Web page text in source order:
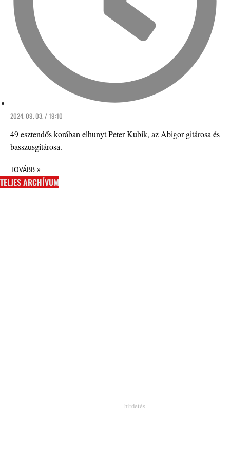
2024. 09. 03. / 19:10
49 esztendős korában elhunyt Peter Kubik, az Abigor gitárosa és
basszusgitárosa.
TOVÁBB »
TELJES ARCHÍVUM